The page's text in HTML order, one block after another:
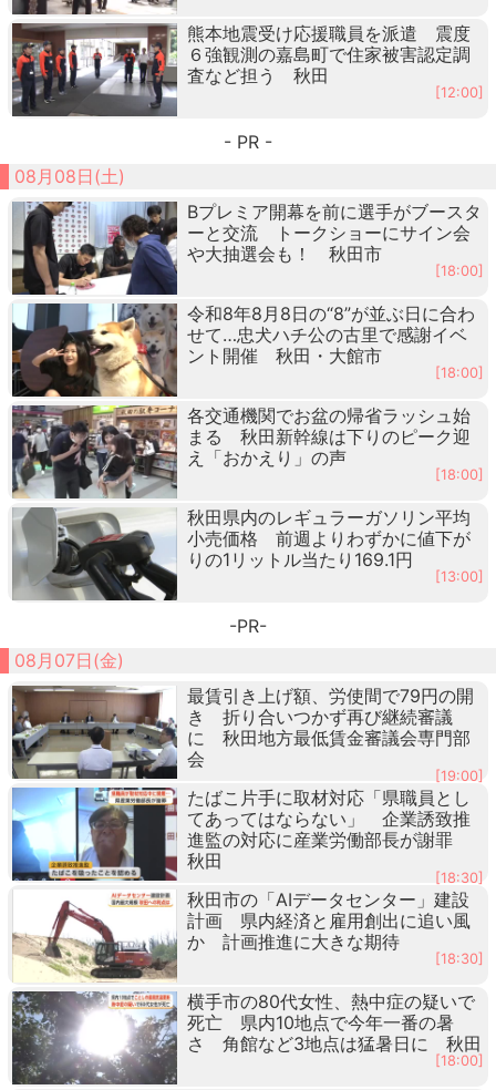
熊本地震受け応援職員を派遣 震度
６強観測の嘉島町で住家被害認定調
査など担う 秋田
[12:00]
- PR -
08月08日(土)
Bプレミア開幕を前に選手がブースタ
ーと交流 トークショーにサイン会
や大抽選会も！ 秋田市
[18:00]
令和8年8月8日の“8”が並ぶ日に合わ
せて…忠犬ハチ公の古里で感謝イベ
ント開催 秋田・大館市
[18:00]
各交通機関でお盆の帰省ラッシュ始
まる 秋田新幹線は下りのピーク迎
え「おかえり」の声
[18:00]
秋田県内のレギュラーガソリン平均
小売価格 前週よりわずかに値下が
りの1リットル当たり169.1円
[13:00]
-PR-
08月07日(金)
最賃引き上げ額、労使間で79円の開
き 折り合いつかず再び継続審議
に 秋田地方最低賃金審議会専門部
会
[19:00]
たばこ片手に取材対応「県職員とし
てあってはならない」 企業誘致推
進監の対応に産業労働部長が謝罪
秋田
[18:30]
秋田市の「AIデータセンター」建設
計画 県内経済と雇用創出に追い風
か 計画推進に大きな期待
[18:30]
横手市の80代女性、熱中症の疑いで
死亡 県内10地点で今年一番の暑
さ 角館など3地点は猛暑日に 秋田
[18:00]